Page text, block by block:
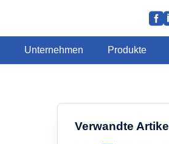
Unternehmen Produkte
Verwandte Artikel